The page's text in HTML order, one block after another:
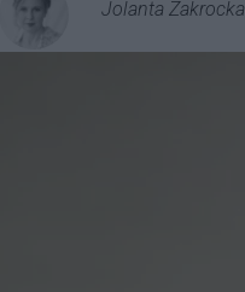
Jolanta Zakrocka